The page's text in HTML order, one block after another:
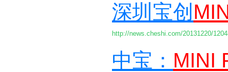
深圳宝创
http://news.cheshi.com/20131220/
中宝： MINI